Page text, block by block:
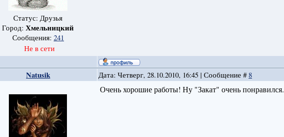
Статус: Друзья
Город:Хмельницкий
Сообщения: 241
Не в сети
Natusik Дата: Четверг, 28.10.2010, 16:45 | Сообщение #8
Очень хорошие работы! Ну "Закат" очень понравился.